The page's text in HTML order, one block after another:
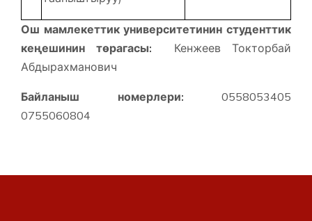
Ош мамлекеттик университетинин студенттик
кеңешинин төрагасы:
Кенжеев Токторбай
Абдырахманович
Байланыш номерлери: 0558053405
0755060804